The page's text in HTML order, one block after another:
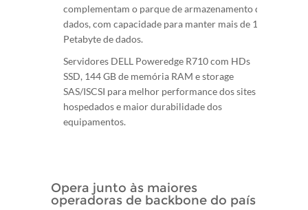
complementam o parque de armazenamento de
dados, com capacidade para manter mais de 1
Petabyte de dados.
Servidores DELL Poweredge R710 com HDs
SSD, 144 GB de memória RAM e storage
SAS/ISCSI para melhor performance dos sites
hospedados e maior durabilidade dos
equipamentos.
Opera junto às maiores
operadoras de backbone do país